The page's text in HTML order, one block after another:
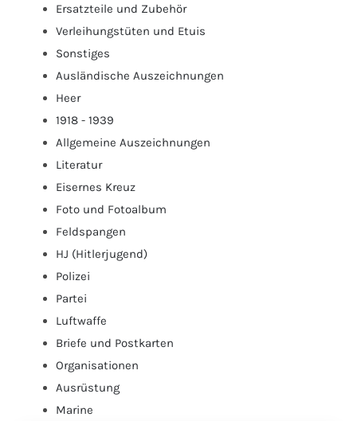
Ersatzteile und Zubehör
Verleihungstüten und Etuis
Sonstiges
Ausländische Auszeichnungen
Heer
1918 - 1939
Allgemeine Auszeichnungen
Literatur
Eisernes Kreuz
Foto und Fotoalbum
Feldspangen
HJ (Hitlerjugend)
Polizei
Partei
Luftwaffe
Briefe und Postkarten
Organisationen
Ausrüstung
Marine